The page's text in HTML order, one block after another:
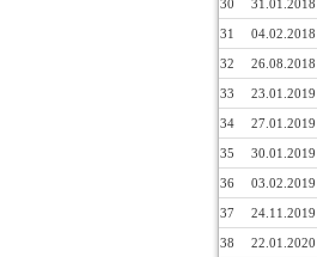
30 31.01.2018
31 04.02.2018
32 26.08.2018
33 23.01.2019
34 27.01.2019
35 30.01.2019
36 03.02.2019
37 24.11.2019
38 22.01.2020